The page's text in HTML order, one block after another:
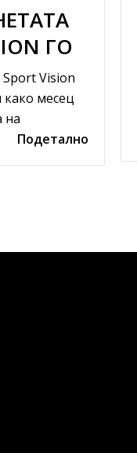
ГО
Sport Vision
месец
на
проектот
Подетално